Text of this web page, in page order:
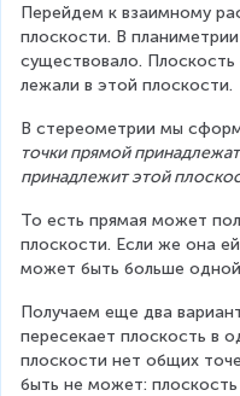
Перейдем к взаимному
плоскости. В
существовало.
лежали в этой плоскости.
В стереометрии мы
точки прямой
принадлежит этой
То есть прямая может
плоскости. Если же она
может быть больше
Получаем еще два
пересекает плоскость в
плоскости нет общих
быть не может: